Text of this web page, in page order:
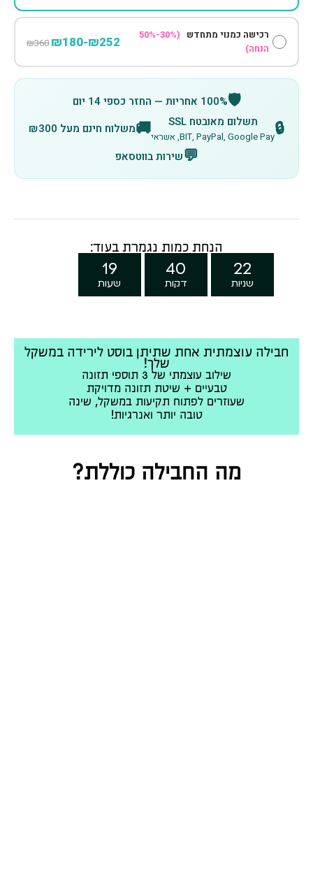
רכישה כמנוי מתחדש
(30%-50%
הנחה)
₪252-₪180
₪360
🛡️100% אחריות — החזר כספי 14 יום
🔒 תשלום מאובטח SSL
BIT, PayPal, Google Pay, אשראי 🚚משלוח חינם מעל ₪300
💬שירות בווטסאפ
19
שעות
40
דקות
21
שניות
הנחת כמות נגמרת בעוד:
חבילה עוצמתית אחת שתיתן בוסט לירידה במשקל
שלך!
שילוב עוצמתי של 3 תוספי תזונה
טבעיים + שיטת תזונה מדויקת
שעוזרים לפתוח תקיעות במשקל, שינה
טובה יותר ואנרגיות!
מה החבילה כוללת?